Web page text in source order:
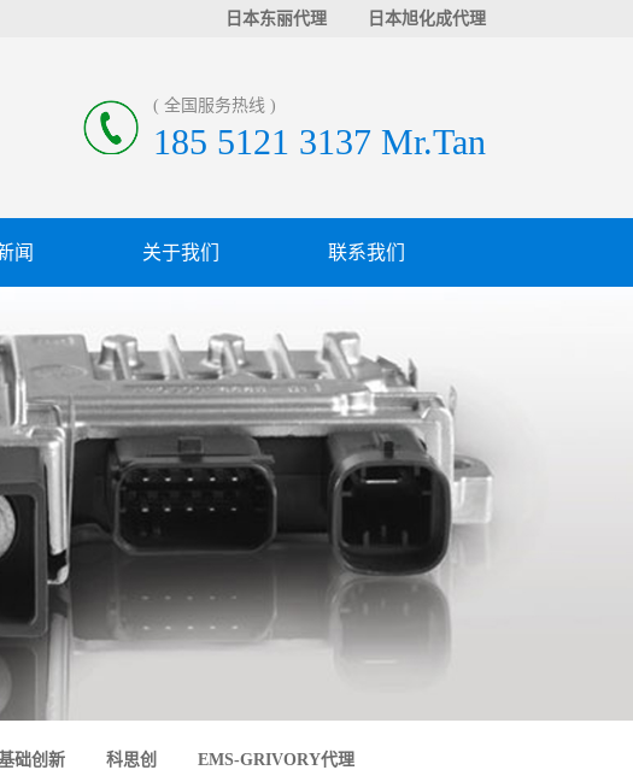
日本东丽代理 日本旭化成代理
( 全国服务热线 )
185 5121 3137 Mr.Tan
闻 关于我们 联系我们
础创新 科思创 EMS-GRIVORY代理